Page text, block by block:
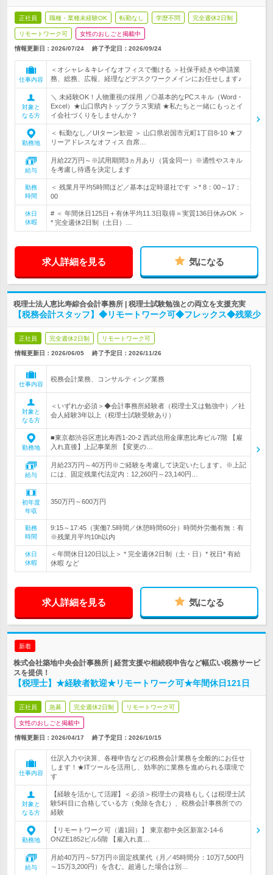
正社員 職種・業種未経験OK 転勤なし 学歴不問 完全週休2日制
リモートワーク可 女性のおしごと掲載中
情報更新日：2026/07/24 終了予定日： 2026/09/24
仕事内容
＜オシャレ＆キレイなオフィスで働ける ＞社保手続きや申請業
務、総務、広報、経理などデスクワークメインにお任せします♪
対象と
なる方
＼ 未経験OK！人物重視の採用 ／◎基本的なPCスキル（Word・
Excel）★山口県内トップクラス実績 ★私たちと一緒にもっとイ
イ会社づくりをしませんか？
勤務地
＜ 転勤なし／UIターン歓迎 ＞ 山口県岩国市元町1丁目8-10 ★フ
リーアドレスなオフィス 自席…
給与
月給22万円～※試用期間3ヵ月あり（賃金同一）※適性やスキル
を考慮し待遇を決定します
勤務
時間
＜ 残業月平均5時間ほど／基本は定時退社です ＞* 8：00～17：
00
休日
休暇
# ＜ 年間休日125日＋有休平均11.3日取得＝実質136日休みOK ＞
* 完全週休2日制（土日）…
求人詳細を見る 気になる
税理士法人恵比寿綜合会計事務所 | 税理士試験勉強との両立を支援充実
【税務会計スタッフ】◆リモートワーク可◆フレックス◆残業少
正社員 完全週休2日制 リモートワーク可
情報更新日：2026/06/05 終了予定日： 2026/11/26
仕事内容
税務会計業務、コンサルティング業務
対象と
なる方
＜いずれか必須＞◆会計事務所経験者（税理士又は勉強中）／社
会人経験3年以上（税理士試験受験あり）
勤務地
■東京都渋谷区恵比寿西1-20-2 西武信用金庫恵比寿ビル7階 【雇
入れ直後】上記事業所 【変更の…
給与
月給23万円～40万円※ご経験を考慮して決定いたします。※上記
には、固定残業代法定内：12,260円～23,140円…
初年度
年収
350万円～600万円
勤務
時間
9:15～17:45（実働7.5時間／休憩時間60分）時間外労働有無：有
※残業月平均10h以内
休日
休暇
＜年間休日120日以上＞ * 完全週休2日制（土・日）* 祝日* 有給
休暇 など
求人詳細を見る 気になる
新着
株式会社築地中央会計事務所 | 経営支援や相続税申告など幅広い税務サービ
スを提供！
【税理士】★経験者歓迎★リモートワーク可★年間休日121日
正社員 急募 完全週休2日制 リモートワーク可
女性のおしごと掲載中
情報更新日：2026/04/17 終了予定日： 2026/10/15
仕事内容
仕訳入力や決算、各種申告などの税務会計業務を全般的にお任せ
します！★ITツールを活用し、効率的に業務を進められる環境で
す
対象と
なる方
【経験を活かして活躍】＜必須＞税理士の資格もしくは税理士試
験5科目に合格している方（免除を含む）、税務会計事務所での
経験
勤務地
【リモートワーク可（週1回）】 東京都中央区新富2-14-6
ONZE1852ビル5階 【雇入れ直…
給与
月給40万円～57万円※固定残業代（月／45時間分：10万7,500円
～15万3,200円）を含む。超過した場合は別…